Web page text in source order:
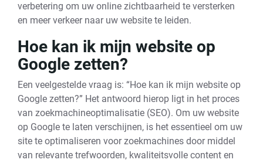
verbetering om uw online zichtbaarheid te versterken
en meer verkeer naar uw website te leiden.
Hoe kan ik mijn website op
Google zetten?
Een veelgestelde vraag is: “Hoe kan ik mijn website op
Google zetten?” Het antwoord hierop ligt in het proces
van zoekmachineoptimalisatie (SEO). Om uw website
op Google te laten verschijnen, is het essentieel om uw
site te optimaliseren voor zoekmachines door middel
van relevante trefwoorden, kwaliteitsvolle content en